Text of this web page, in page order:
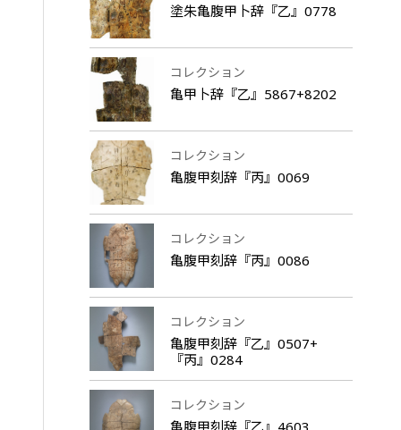
塗朱亀腹甲卜辞『乙』0778
コレクション
亀甲卜辞『乙』5867+8202
コレクション
亀腹甲刻辞『丙』0069
コレクション
亀腹甲刻辞『丙』0086
コレクション
亀腹甲刻辞『乙』0507+
『丙』0284
コレクション
亀腹甲刻辞『乙』4603